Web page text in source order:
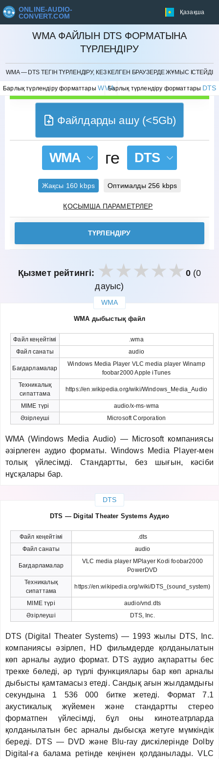
ONLINE-AUDIO-
CONVERT.COM
Қазақша
WMA ФАЙЛЫН DTS ФОРМАТЫНА
ТҮРЛЕНДІРУ
WMA — DTS ТЕГІН ТҮРЛЕНДІРУ, КЕЗ КЕЛГЕН БРАУЗЕРДЕ ЖҰМЫС ІСТЕЙДІ
Барлық түрлендіру форматтары WMAБарлық түрлендіру форматтары DTS
БОЛДЫРМАУ
Файлдарды ашу (<5Gb)
WMA ге DTS
Жақсы 160 kbps Оптималды 256 kbps
ҚОСЫМША ПАРАМЕТРЛЕР
ТҮРЛЕНДІРУ
Қызмет рейтингі: 0(0
дауыс)
WMA
WMA дыбыстық файл
Файл кеңейтімі
.wma
Файл санаты
audio
Бағдарламалар
Windows Media Player VLC media player Winamp
foobar2000 Apple iTunes
Техникалық
сипаттама
https://en.wikipedia.org/wiki/Windows_Media_Audio
MIME түрі
audio/x-ms-wma
Әзірлеуші
Microsoft Corporation
WMA (Windows Media Audio) — Microsoft компаниясы
әзірлеген аудио форматы. Windows Media Player-мен
толық үйлесімді. Стандартты, без шығын, кәсіби
нұсқалары бар.
DTS
DTS — Digital Theater Systems Аудио
Файл кеңейтімі
.dts
Файл санаты
audio
Бағдарламалар
VLC media player MPlayer Kodi foobar2000
PowerDVD
Техникалық
сипаттама
https://en.wikipedia.org/wiki/DTS_(sound_system)
MIME түрі
audio/vnd.dts
Әзірлеуші
DTS, Inc.
DTS (Digital Theater Systems) — 1993 жылы DTS, Inc.
компаниясы әзірлеп, HD фильмдерде қолданылатын
көп арналы аудио формат. DTS аудио ақпаратты бес
трекке бөледі, әр түрлі функциялары бар көп арналы
дыбысты қамтамасыз етеді. Сандық ағын жылдамдығы
секундына 1 536 000 битке жетеді. Формат 7.1
акустикалық жүйемен және стандартты стерео
форматпен үйлесімді, бұл оны кинотеатрларда
қолданылатын бес арналы дыбысқа жетуге мүмкіндік
береді. DTS — DVD және Blu-ray дискілерінде Dolby
Digital-ға балама ретінде кеңінен қолданылады. VLC